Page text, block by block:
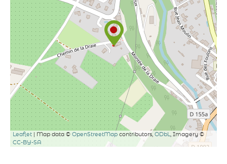
Leaflet | Map data © OpenStreetMap contributors, ODbL
, Imagery ©
CC-BY-SA